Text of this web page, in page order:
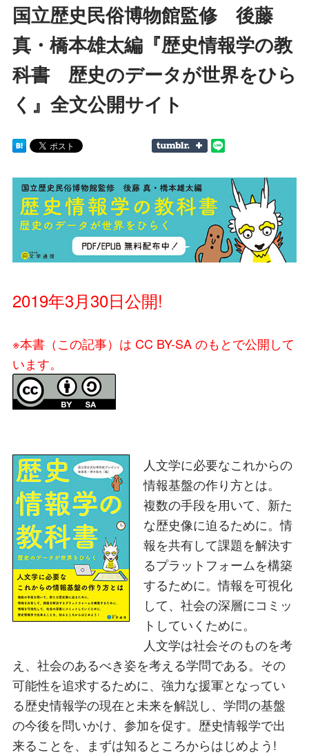
国立歴史民俗博物館監修 後藤
真・橋本雄太編『歴史情報学の教
科書 歴史のデータが世界をひら
く』全文公開サイト
2019年3月30日公開!
※本書（この記事）は CC BY-SA のもとで公開して
います。
人文学に必要なこれからの
情報基盤の作り方とは。
複数の手段を用いて、新た
な歴史像に迫るために。情
報を共有して課題を解決す
るプラットフォームを構築
するために。情報を可視化
して、社会の深層にコミッ
トしていくために。
人文学は社会そのものを考
え、社会のあるべき姿を考える学問である。その
可能性を追求するために、強力な援軍となってい
る歴史情報学の現在と未来を解説し、学問の基盤
の今後を問いかけ、参加を促す。歴史情報学で出
来ることを、まずは知るところからはじめよう!